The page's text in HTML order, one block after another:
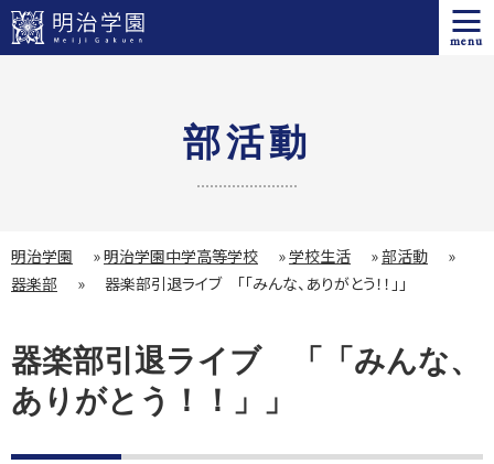
menu
部活動
明治学園 »明治学園中学高等学校 »学校生活 »部活動
»
器楽部
» 器楽部引退ライブ 「「みんな、ありがとう！！」」
器楽部引退ライブ 「「みんな、
ありがとう！！」」